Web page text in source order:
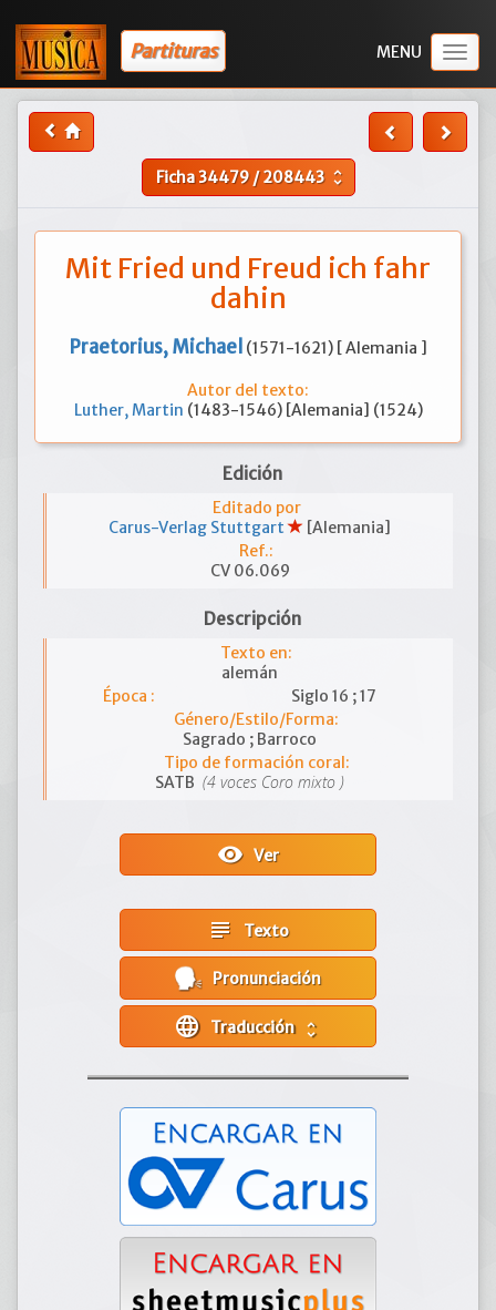
Partituras
Ficha34479/208443 unfold_more
Mit Fried und Freud ich fahr
dahin
Praetorius, Michael (1571-1621) [ Alemania ]
Autor del texto:
Luther, Martin (1483-1546) [Alemania] (1524)
Edición
Editado por
Carus-Verlag Stuttgart
[Alemania]
Ref.:
CV 06.069
Descripción
Texto en:
alemán
Época :
Siglo 16 ; 17
Género/Estilo/Forma:
Sagrado ; Barroco
Tipo de formación coral:
SATB (4 voces Coro mixto )
visibility Ver
subject Texto
Pronunciación
language unfold_more